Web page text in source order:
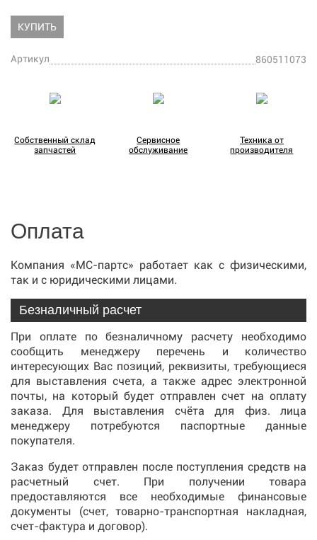
КУПИТЬ
Артикул 860511073
Собственный склад
запчастей
Сервисное
обслуживание
Техника от
производителя
Оплата
Компания «МС-партс» работает как с физическими,
так и с юридическими лицами.
Безналичный расчет
При оплате по безналичному расчету необходимо
сообщить менеджеру перечень и количество
интересующих Вас позиций, реквизиты, требующиеся
для выставления счета, а также адрес электронной
почты, на который будет отправлен счет на оплату
заказа. Для выставления счёта для физ. лица
менеджеру потребуются паспортные данные
покупателя.
Заказ будет отправлен после поступления средств на
расчетный счет. При получении товара
предоставляются все необходимые финансовые
документы (счет, товарно-транспортная накладная,
счет-фактура и договор).